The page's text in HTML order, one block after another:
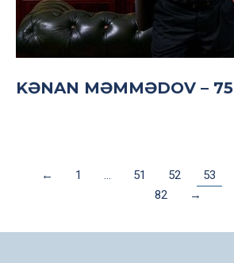
KƏNAN MƏMMƏDOV – 75
← 1 51 52 53
82
→